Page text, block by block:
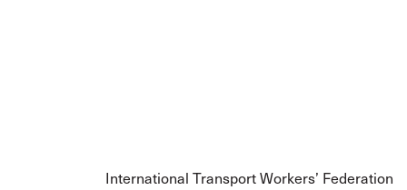
International Transport Workers’ Federation